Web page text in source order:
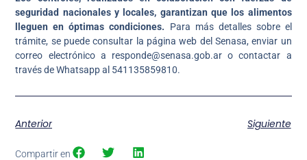
seguridad nacionales y locales, garantizan que los alimentos
lleguen en óptimas condiciones. Para más detalles sobre el
trámite, se puede consultar la página web del Senasa, enviar un
correo electrónico a responde@senasa.gob.ar o contactar a
través de Whatsapp al 541135859810.
Anterior Siguiente
Compartir en